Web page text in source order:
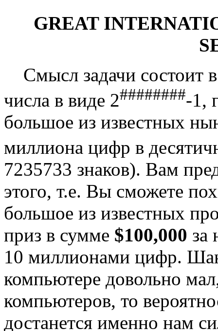
GREAT
Смысл задачи состоит
числа в виде 2########-1,
большое из известных
миллиона цифр в
7235733 знаков). Вам
этого, т.е. Вы сможете
большое из известных
приз в сумме $100,000 за
10 миллионами цифр.
компьютере довольно
компьютеров, то
достанется именно нам